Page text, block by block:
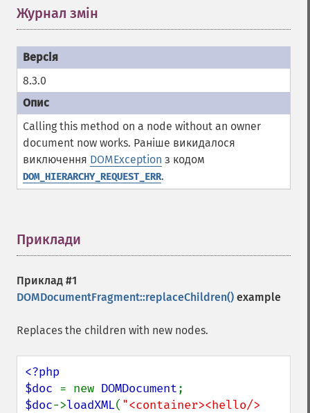
Журнал змін
8.3.0
Calling this method on a node without an owner
document now works. Раніше викидалося
виключення DOMException з кодом
DOM_HIERARCHY_REQUEST_ERR.
Приклади
Приклад #1
DOMDocumentFragment::replaceChildren() example
Replaces the children with new nodes.
<?php
$doc = new DOMDocument
$doc->loadXML( "<container><hello/>